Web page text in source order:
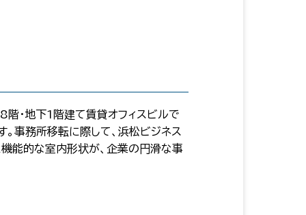
・地下1階建て賃貸オフィスビルで
事務所移転に際して、浜松ビジネス
能的な室内形状が、企業の円滑な事